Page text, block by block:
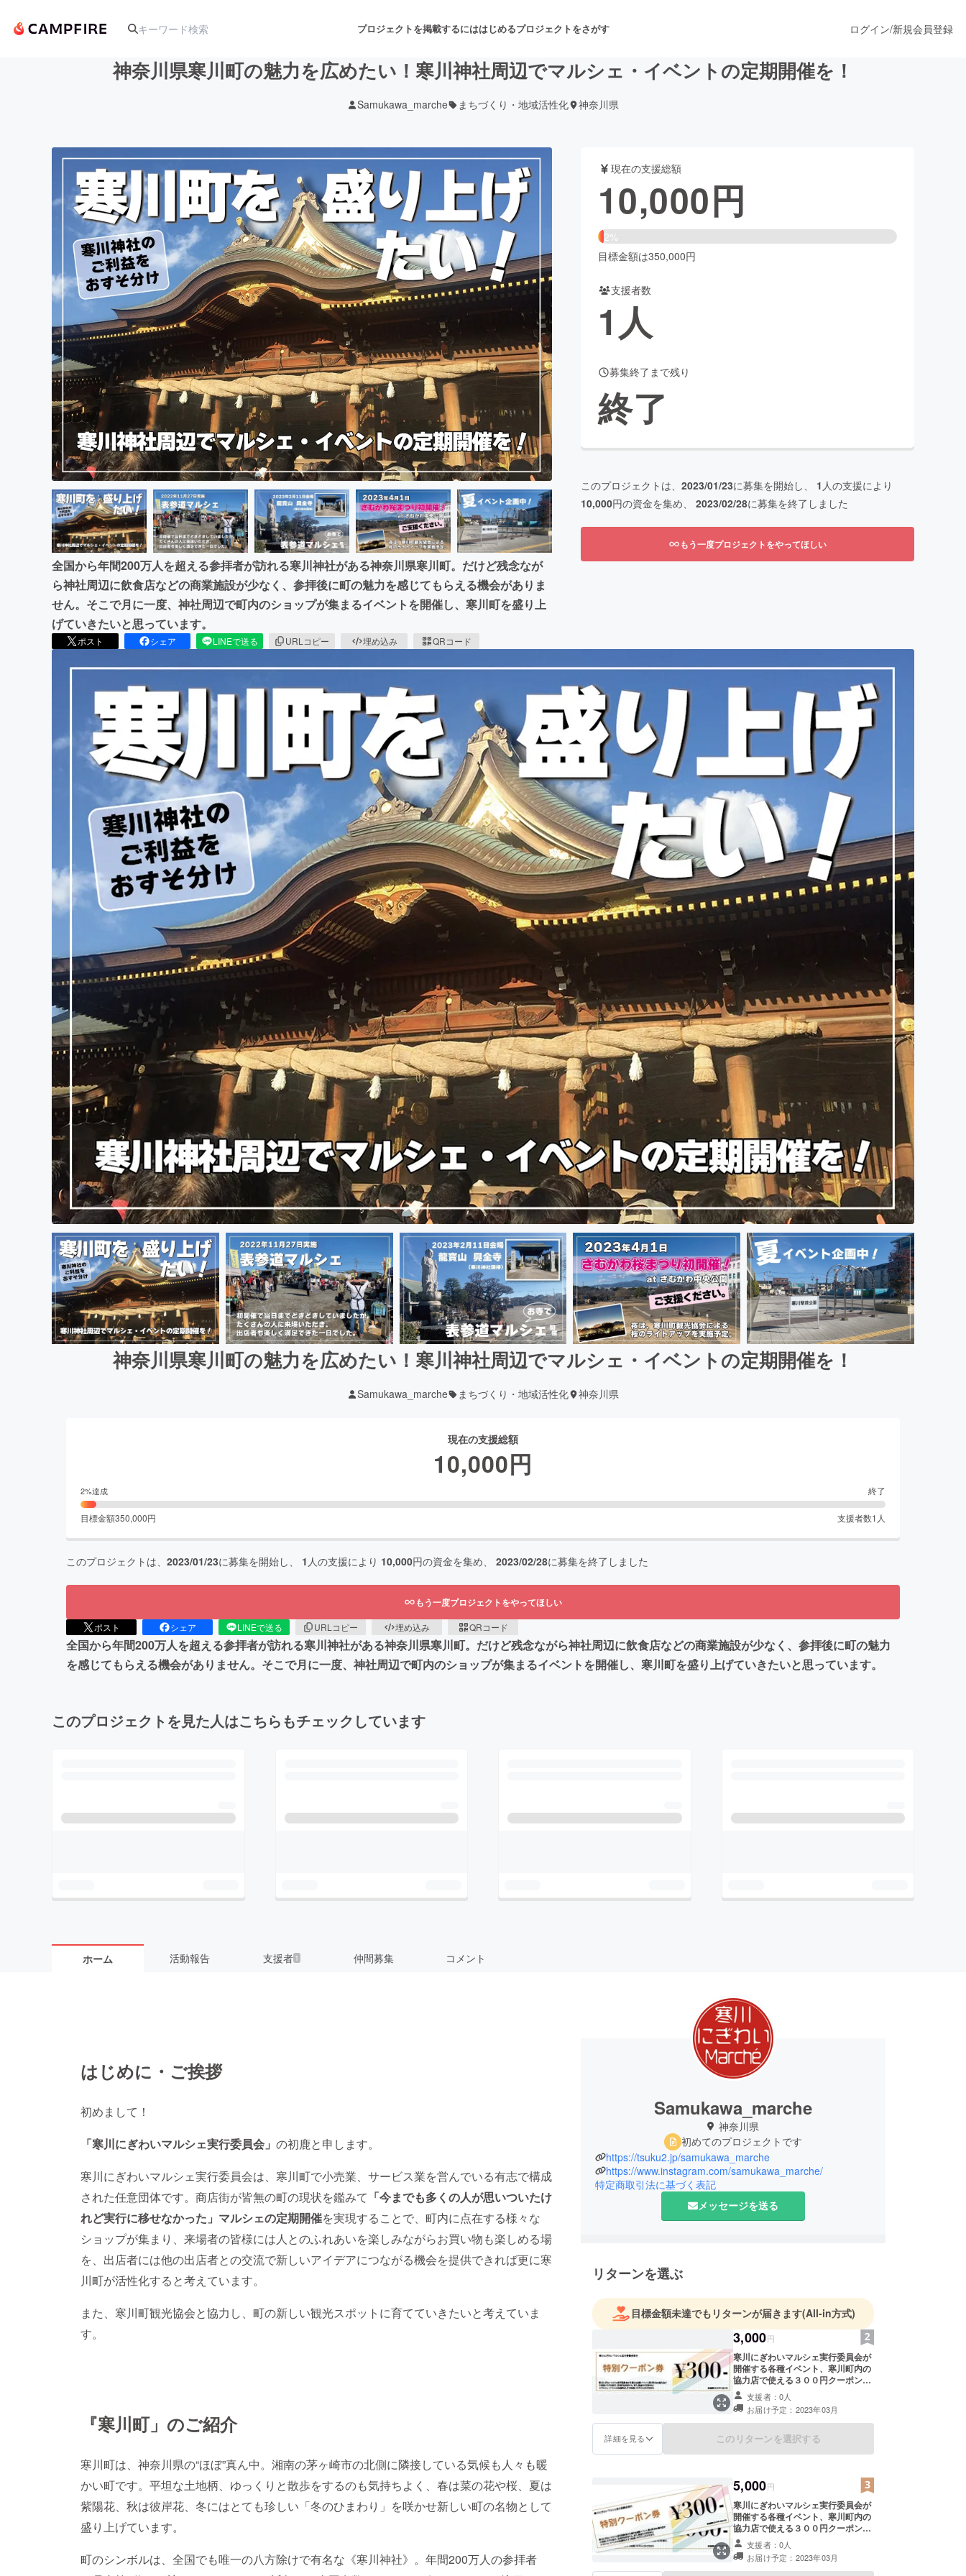
プロジェクトを掲載するにははじめるプロジェクトをさがす
アート・写真 音楽 舞台・パフォーマンス
テクノロジー・ガジェット ゲーム・サービス開発 ファッション
映像・映画 書籍・雑誌出版 アニメ・漫画
ビジネス・起業 チャレンジ ビューティー・ヘルスケア
まちづくり・地域活性化
CAMPFIRE for Social GoodCAMPFIRE Creation
CAMPFIREふるさと納税
コミュニティ
ログイン/新規会員登録
神奈川県寒川町の魅力を広めたい！寒川神社周辺でマルシェ・イベントの定期開催を！
Samukawa_marche まちづくり・地域活性化 神奈川県
全国から年間200万人を超える参拝者が訪れる寒川神社がある神奈川県寒川町。だけど残念なが
ら神社周辺に飲食店などの商業施設が少なく、参拝後に町の魅力を感じてもらえる機会がありま
せん。そこで月に一度、神社周辺で町内のショップが集まるイベントを開催し、寒川町を盛り上
げていきたいと思っています。
ポスト シェア LINEで送る URLコピー 埋め込み QRコード
現在の支援総額
10,000円
2%
目標金額は350,000円
支援者数
1人
募集終了まで残り
終了
このプロジェクトは、 2023/01/23に募集を開始し、 1 人の支援により
10,000円の資金を集め、 2023/02/28に募集を終了しました
もう一度プロジェクトをやってほしい
神奈川県寒川町の魅力を広めたい！寒川神社周辺でマルシェ・イベントの定期開催を！
Samukawa_marche まちづくり・地域活性化 神奈川県
現在の支援総額
10,000円
2%達成 終了
目標金額350,000円 支援者数1 人
このプロジェクトは、 2023/01/23に募集を開始し、 1 人の支援により 10,000円の資金を集め、 2023/02/28に募集を終了しました
もう一度プロジェクトをやってほしい
ポスト シェア LINEで送る URLコピー 埋め込み QRコード
全国から年間200万人を超える参拝者が訪れる寒川神社がある神奈川県寒川町。だけど残念ながら神社周辺に飲食店などの商業施設が少なく、参拝後に町の魅力
を感じてもらえる機会がありません。そこで月に一度、神社周辺で町内のショップが集まるイベントを開催し、寒川町を盛り上げていきたいと思っています。
このプロジェクトを見た人はこちらもチェックしています
ホーム 活動報告 支援者 1 仲間募集 コメント
はじめに・ご挨拶
初めまして！
「寒川にぎわいマルシェ実行委員会」 の初鹿と申します。
寒川にぎわいマルシェ実行委員会は、寒川町で小売業、サービス業を営んでいる有志で構成
された任意団体です。商店街が皆無の町の現状を鑑みて 「今までも多くの人が思いついたけ
れど実行に移せなかった」マルシェの定期開催を実現することで、町内に点在する様々な
ショップが集まり、来場者の皆様には人とのふれあいを楽しみながらお買い物も楽しめる場
を、出店者には他の出店者との交流で新しいアイデアにつながる機会を提供できれば更に寒
川町が活性化すると考えています。
また、寒川町観光協会と協力し、町の新しい観光スポットに育てていきたいと考えていま
す。
『寒川町」のご紹介
寒川町は、神奈川県の“ほぼ”真ん中。湘南の茅ヶ崎市の北側に隣接している気候も人々も暖
かい町です。平坦な土地柄、ゆっくりと散歩をするのも気持ちよく、春は菜の花や桜、夏は
紫陽花、秋は彼岸花、冬にはとても珍しい「冬のひまわり」を咲かせ新しい町の名物として
盛り上げています。
町のシンボルは、全国でも唯一の八方除けで有名な《寒川神社》。年間200万人の参拝者
Samukawa_marche
神奈川県
初めてのプロジェクトです
https://tsuku2.jp/samukawa_marche
https://www.instagram.com/samukawa_marche/
特定商取引法に基づく表記
メッセージを送る
リターンを選ぶ
目標金額未達でもリターンが届きます(All-in方式)
3,000円
寒川にぎわいマルシェ実行委員会が
開催する各種イベント、寒川町内の
協力店で使える３００円クーポン券
（1枚）。※お買い物だけでなく、出
店者の方も出店料としてご利用いた
だけます。 有効期限：2023年12月
31日
支援者：0人
お届け予定：2023年03月
詳細を見る このリターンを選択する
5,000円
寒川にぎわいマルシェ実行委員会が
開催する各種イベント、寒川町内の
協力店で使える３００円クーポン券
（２枚）。※お買い物だけでなく、
出店者の方も出店料としてご利用い
ただけます。 有効期限：2023年12
支援者：0人
お届け予定：2023年03月